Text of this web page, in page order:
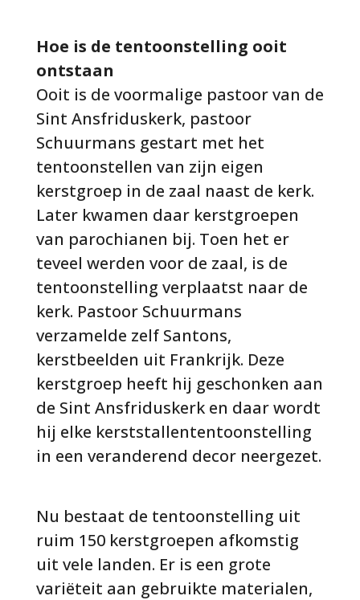
Hoe is de tentoonstelling ooit
ontstaan
Ooit is de voormalige pastoor van de
Sint Ansfriduskerk, pastoor
Schuurmans gestart met het
tentoonstellen van zijn eigen
kerstgroep in de zaal naast de kerk.
Later kwamen daar kerstgroepen
van parochianen bij. Toen het er
teveel werden voor de zaal, is de
tentoonstelling verplaatst naar de
kerk. Pastoor Schuurmans
verzamelde zelf Santons,
kerstbeelden uit Frankrijk. Deze
kerstgroep heeft hij geschonken aan
de Sint Ansfriduskerk en daar wordt
hij elke kerststallententoonstelling
in een veranderend decor neergezet.
Nu bestaat de tentoonstelling uit
ruim 150 kerstgroepen afkomstig
uit vele landen. Er is een grote
variëteit aan gebruikte materialen,